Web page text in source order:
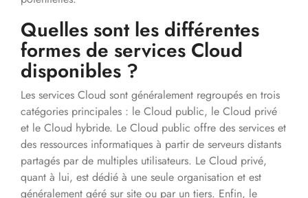
Quelles sont les différentes
formes de services Cloud
disponibles ?
Les services Cloud sont généralement regroupés en trois
catégories principales : le Cloud public, le Cloud privé
et le Cloud hybride. Le Cloud public offre des services et
des ressources informatiques à partir de serveurs distants
partagés par de multiples utilisateurs. Le Cloud privé,
quant à lui, est dédié à une seule organisation et est
généralement géré sur site ou par un tiers. Enfin, le